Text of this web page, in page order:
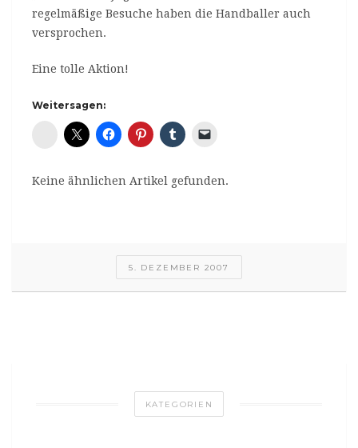
regelmäßige Besuche haben die Handballer auch
versprochen.
Eine tolle Aktion!
Weitersagen:
Diaspora*
Keine ähnlichen Artikel gefunden.
5. DEZEMBER 2007
KATEGORIEN